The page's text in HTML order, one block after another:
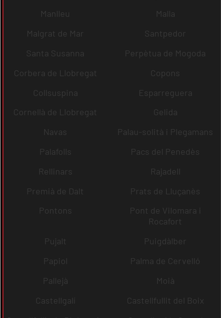
Manlleu
Malla
Malgrat de Mar
Santpedor
Santa Susanna
Perpètua de Mogoda
Corbera de Llobregat
Copons
Collsuspina
Esparreguera
Cornellà de Llobregat
Gelida
Navas
Palau-solità i Plegamans
Palafolls
Pacs del Penedès
Rellinars
Rajadell
Premià de Dalt
Prats de Lluçanès
Pontons
Pont de Vilomara i
Rocafort
Pujalt
Puigdàlber
Papiol
Palma de Cervelló
Pallejà
Moià
Castellgalí
Castellfullit del Boix